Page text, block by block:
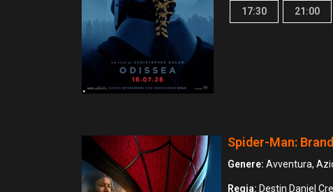
17:30 21:00
Spider-Man:
Genere: Avventura,
Regia: Destin Daniel